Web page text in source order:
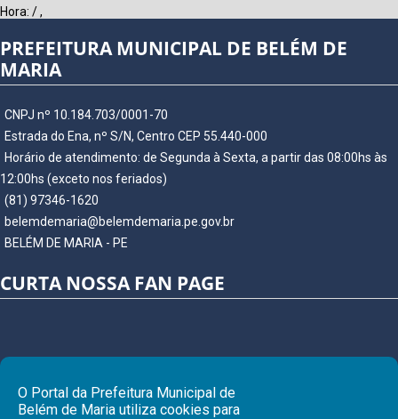
Hora: /,
PREFEITURA MUNICIPAL DE BELÉM DE
MARIA
CNPJ nº 10.184.703/0001-70
Estrada do Ena, nº S/N, Centro CEP 55.440-000
Horário de atendimento: de Segunda à Sexta, a partir das 08:00hs às
12:00hs (exceto nos feriados)
(81) 97346-1620
belemdemaria@belemdemaria.pe.gov.br
BELÉM DE MARIA - PE
CURTA NOSSA FAN PAGE
O Portal da Prefeitura Municipal de
Belém de Maria utiliza cookies para